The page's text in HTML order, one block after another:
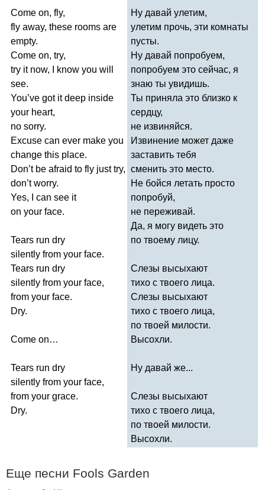
Come on, fly,
fly away, these rooms are
empty.
Come on, try,
try it now, know you will
see.
You’ve got it deep inside
your heart,
no sorry.
Excuse can ever make you
change this place.
Don’t be afraid to fly just try,
don’t worry.
Yes, can see it
on your face.
Tears run dry
silently from your face.
Tears run dry
silently from your face,
from your face.
Dry.
Come on…
Tears run dry
silently from your face,
from your grace.
Dry.
Ну давай улетим,
улетим прочь, эти комнаты
пусты.
Ну давай попробуем,
попробуем это сейчас, я
знаю ты увидишь.
Ты приняла это близко к
сердцу,
не извиняйся.
Извинение может даже
заставить тебя
сменить это место.
Не бойся летать просто
попробуй,
не переживай.
Да, я могу видеть это
по твоему лицу.
Слезы высыхают
тихо с твоего лица.
Слезы высыхают
тихо с твоего лица,
по твоей милости.
Высохли.
Ну давай же...
Слезы высыхают
тихо с твоего лица,
по твоей милости.
Высохли.
Еще песни Fools Garden